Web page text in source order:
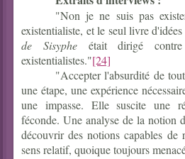
"Non je ne suis pas
existentialiste, et le seul livre
de Sisyphe était dirigé
existentialistes."[24]
"Accepter l'absurdité de
une étape, une expérience
une impasse. Elle suscite une
féconde. Une analyse de la notion
découvrir des notions capables de
sens relatif, quoique toujours